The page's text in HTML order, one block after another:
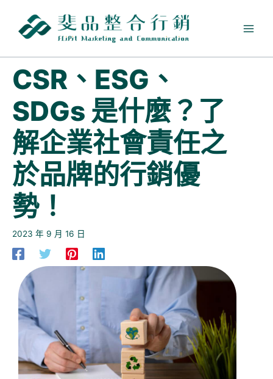
內
CSR、ESG、
SDGs 是什麼？了
解企業社會責任之
於品牌的行銷優
勢！
2023 年 9 月 16 日